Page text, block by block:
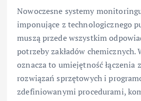
Nowoczesne systemy
imponujące z technologicznego
muszą przede wszystkim
potrzeby zakładów chemicznych.
oznacza to umiejętność łączenia
rozwiązań sprzętowych i
zdefiniowanymi procedurami,